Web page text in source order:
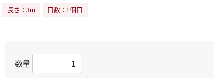
長さ：3m
口数：1個口
数量